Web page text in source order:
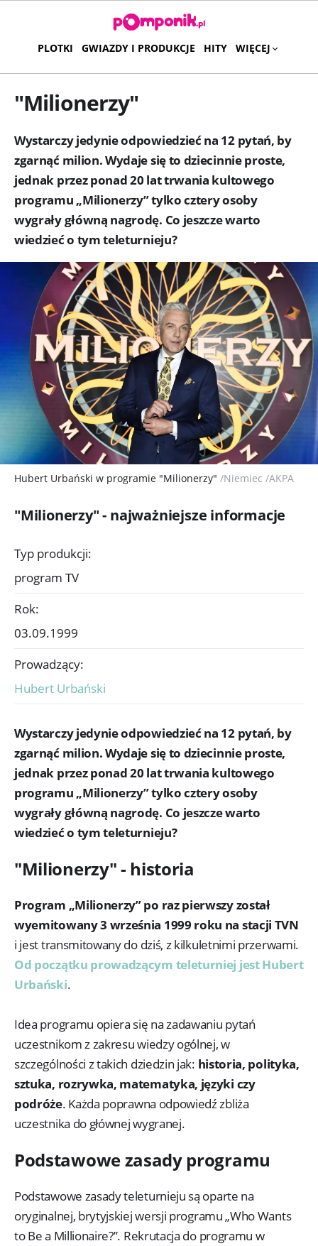
PLOTKI GWIAZDY I PRODUKCJE HITY WIĘCEJ
"Milionerzy"
Wystarczy jedynie odpowiedzieć na 12 pytań, by
zgarnąć milion. Wydaje się to dziecinnie proste,
jednak przez ponad 20 lat trwania kultowego
programu „Milionerzy” tylko cztery osoby
wygrały główną nagrodę. Co jeszcze warto
wiedzieć o tym teleturnieju?
Hubert Urbański w programie "Milionerzy" /Niemiec /AKPA
"Milionerzy" - najważniejsze informacje
Typ produkcji:
program TV
Rok:
03.09.1999
Prowadzący:
Hubert Urbański
Wystarczy jedynie odpowiedzieć na 12 pytań, by
zgarnąć milion. Wydaje się to dziecinnie proste,
jednak przez ponad 20 lat trwania kultowego
programu „Milionerzy” tylko cztery osoby
wygrały główną nagrodę. Co jeszcze warto
wiedzieć o tym teleturnieju?
"Milionerzy" - historia
Program „Milionerzy” po raz pierwszy został
wyemitowany 3 września 1999 roku na stacji TVN
i jest transmitowany do dziś, z kilkuletnimi przerwami.
Od początku prowadzącym teleturniej jest Hubert
Urbański.
Idea programu opiera się na zadawaniu pytań
uczestnikom z zakresu wiedzy ogólnej, w
szczególności z takich dziedzin jak: historia, polityka,
sztuka, rozrywka, matematyka, języki czy
podróże. Każda poprawna odpowiedź zbliża
uczestnika do głównej wygranej.
Podstawowe zasady programu
Podstawowe zasady teleturnieju są oparte na
oryginalnej, brytyjskiej wersji programu „Who Wants
to Be a Millionaire?”. Rekrutacja do programu w